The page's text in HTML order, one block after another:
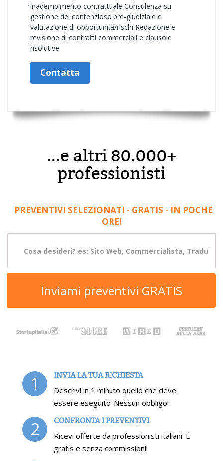
inadempimento contrattuale Consulenza su
gestione del contenzioso pre-giudiziale e
valutazione di opportunità/rischi Redazione e
revisione di contratti commerciali e clausole
risolutive
Contatta
...e altri 80.000+
professionisti
PREVENTIVI SELEZIONATI - GRATIS - IN POCHE
ORE!
Inviami preventivi GRATIS
1 INVIA LA TUA RICHIESTA
Descrivi in 1 minuto quello che deve
essere eseguito. Nessun obbligo!
2 CONFRONTA I PREVENTIVI
Ricevi offerte da professionisti italiani. È
gratis e senza commissioni!